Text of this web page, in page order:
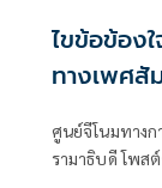
ไขข้อข้อง
ทางเพศสั
ศูนย์จีโนมทาง
รามาธิบดี โพส